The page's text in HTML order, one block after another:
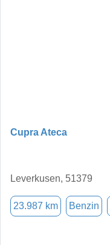
Cupra Ateca
Leverkusen, 51379
23.987 km Benzin